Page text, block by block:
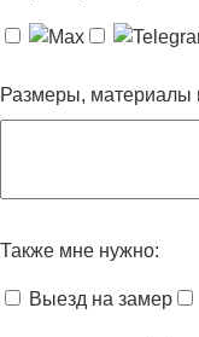
Размеры, материалы
Также мне нужно:
Выезд на замер